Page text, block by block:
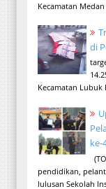
Kecamatan
di
Kecamatan Lubuk
ke-
pendidikan,
lulusan Sekolah